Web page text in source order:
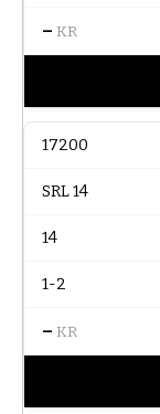
– KR
17200
SRL 14
14
1-2
– KR